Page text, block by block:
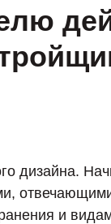
дизайна.
и